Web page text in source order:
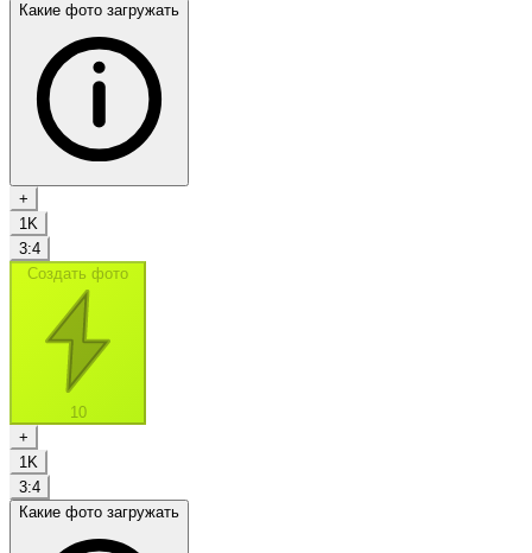
Какие фото загружать
+
1K
3:4
Создать фото
10
+
1K
3:4
Какие фото загружать